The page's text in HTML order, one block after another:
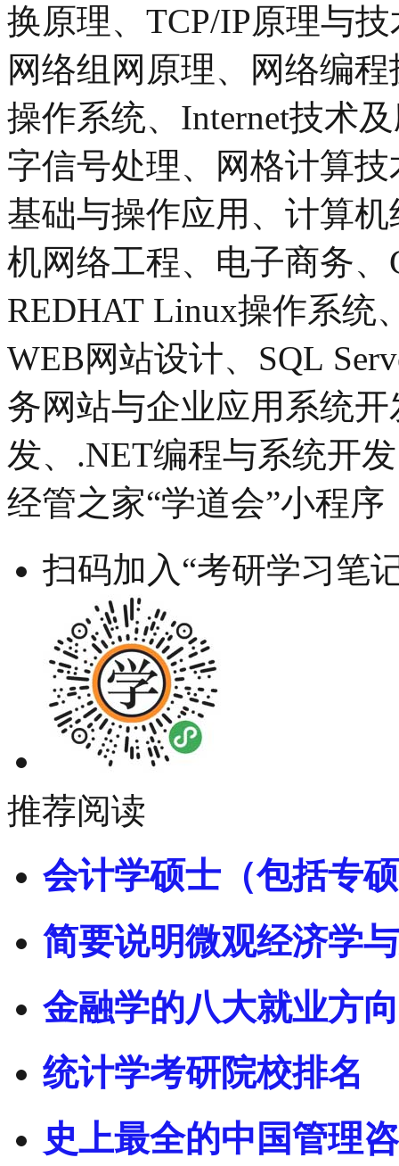
换原理、TCP/IP原理与
网络组网原理、网络编
操作系统、Internet技术
字信号处理、网格计算
基础与操作应用、计算
机网络工程、电子商务
REDHAT Linux操作系统
WEB网站设计、SQL
务网站与企业应用系统
发、.NET编程与系统开
经管之家“学道会”小程序
扫码加入“考研学习笔
推荐阅读
会计学硕士（包括专
简要说明微观经济学
金融学的八大就业方
统计学考研院校排名
史上最全的中国管理